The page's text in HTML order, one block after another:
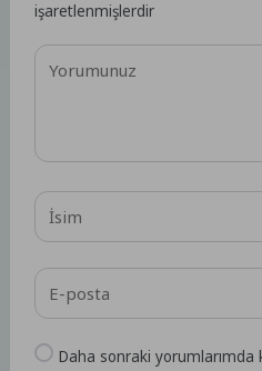
işaretlenmişlerdir
Daha sonraki yorumlarımda